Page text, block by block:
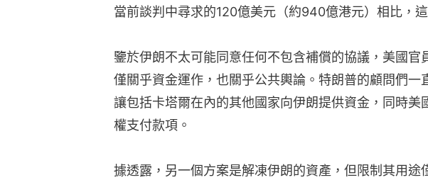
當前談判中尋求的120億美元（約940億港元）相比，
鑒於伊朗不太可能同意任何不包含補償的協議，美國官
僅關乎資金運作，也關乎公共輿論。特朗普的顧問們一
讓包括卡塔爾在內的其他國家向伊朗提供資金，同時美
權支付款項。
據透露，另一個方案是解凍伊朗的資產，但限制其用途